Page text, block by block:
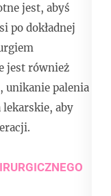
jest, abyś
po dokładnej
jest również
unikanie palenia
lekarskie, aby